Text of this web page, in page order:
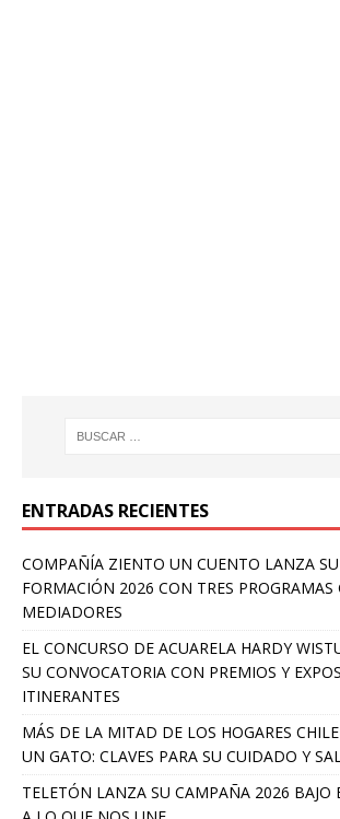
ENTRADAS RECIENTES
COMPAÑÍA ZIENTO UN CUENTO LANZA
FORMACIÓN 2026 CON TRES PROGRAMAS
MEDIADORES
EL CONCURSO DE ACUARELA HARDY
SU CONVOCATORIA CON PREMIOS Y
ITINERANTES
MÁS DE LA MITAD DE LOS HOGARES
UN GATO: CLAVES PARA SU CUIDADO Y
TELETÓN LANZA SU CAMPAÑA 2026 BAJO